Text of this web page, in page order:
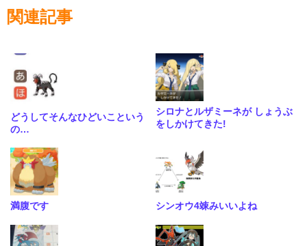
関連記事
どうしてそんなひどいこという
の…
シロナとルザミーネが しょうぶ
をしかけてきた!
満腹です シンオウ4竦みいいよね